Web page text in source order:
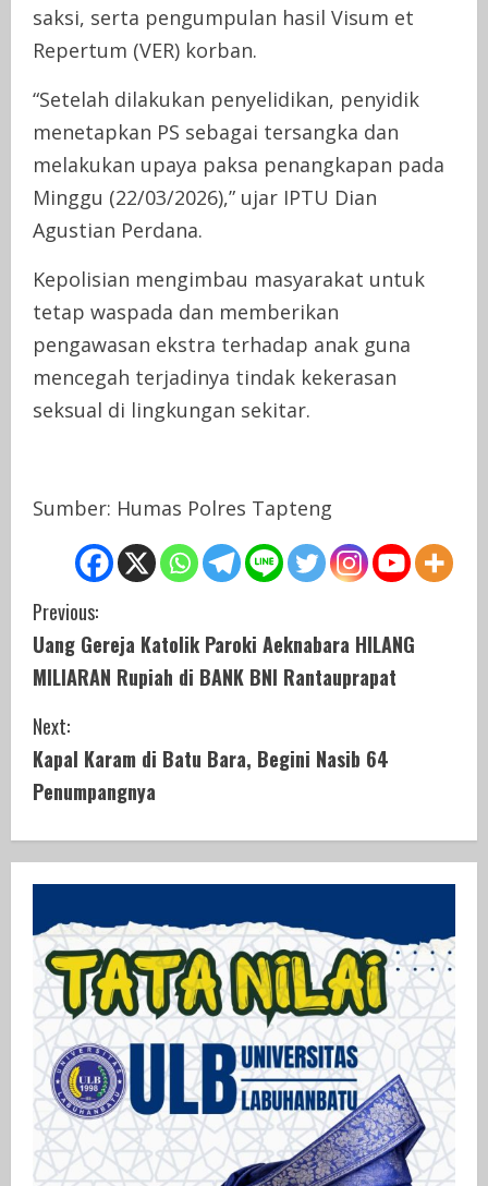
saksi, serta pengumpulan hasil Visum et
Repertum (VER) korban.
“Setelah dilakukan penyelidikan, penyidik
menetapkan PS sebagai tersangka dan
melakukan upaya paksa penangkapan pada
Minggu (22/03/2026),” ujar IPTU Dian
Agustian Perdana.
Kepolisian mengimbau masyarakat untuk
tetap waspada dan memberikan
pengawasan ekstra terhadap anak guna
mencegah terjadinya tindak kekerasan
seksual di lingkungan sekitar.
Sumber: Humas Polres Tapteng
C
o
n
t
i
n
u
e
R
e
a
d
i
Previous:
Uang Gereja Katolik Paroki Aeknabara HILANG
MILIARAN Rupiah di BANK BNI Rantauprapat
Next:
Kapal Karam di Batu Bara, Begini Nasib 64
Penumpangnya